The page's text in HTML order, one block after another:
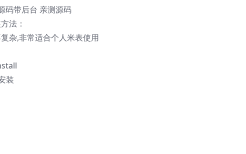
码带后台 亲测源码
法：
杂,非常适合个人米表使用
装